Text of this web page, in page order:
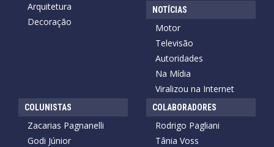
Arquitetura
Decoração
NOTÍCIAS
Motor
Televisão
Autoridades
Na Mídia
Viralizou na Internet
COLUNISTAS
Zacarias Pagnanelli
Godi Júnior
COLABORADORES
Rodrigo Pagliani
Tânia Voss